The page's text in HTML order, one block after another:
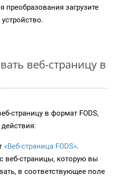
преобразования загрузите
веб-страницу в
страницу в формат FODS,
«Веб-страница FODS».
веб-страницы, которую вы
в соответствующее поле